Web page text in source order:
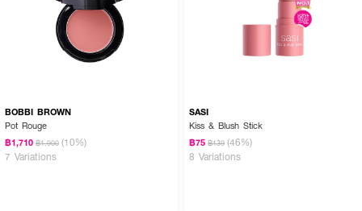
BOBBI BROWN
Pot Rouge
฿1,710 ฿1,900 (10%)
7 Variations
SASI
Kiss & Blush Stick
฿75 ฿139 (46%)
8 Variations